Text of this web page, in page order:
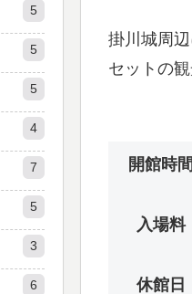
掛川城周
セットの観
開館時間
入場料
休館日
5
5
5
4
7
5
3
6